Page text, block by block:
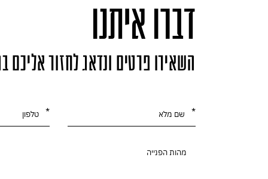
דברו איתנו
השאירו פרטים ונדאג לחזור אליכם